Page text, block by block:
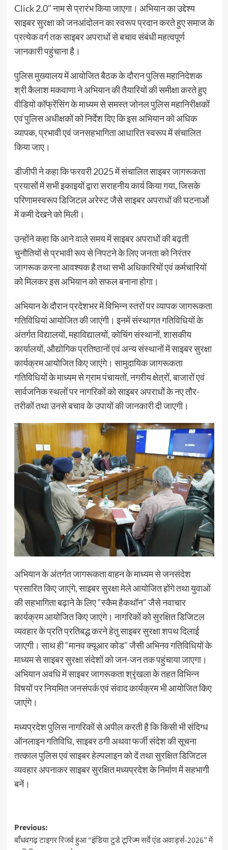
Click 2.0” नाम से प्रारंभ किया जाएगा। अभियान का उद्देश्य
साइबर सुरक्षा को जनआंदोलन का स्वरूप प्रदान करते हुए समाज के
प्रत्येक वर्ग तक साइबर अपराधों से बचाव संबंधी महत्वपूर्ण
जानकारी पहुंचाना है।
पुलिस मुख्यालय में आयोजित बैठक के दौरान पुलिस महानिदेशक
श्री कैलाश मकवाणा ने अभियान की तैयारियों की समीक्षा करते हुए
वीडियो कॉफ्रेंसिंग के माध्‍यम से समस्‍त जोनल पुलिस महानिरीक्षकों
एवं पुलिस अधीक्षकों को निर्देश दिए कि इस अभियान को अधिक
व्यापक, प्रभावी एवं जनसहभागिता आधारित स्वरूप में संचालित
किया जाए।
डीजीपी ने कहा कि फरवरी 2025 में संचालित साइबर जागरूकता
प्रयासों में सभी इकाइयों द्वारा सराहनीय कार्य किया गया, जिसके
परिणामस्वरूप डिजिटल अरेस्ट जैसे साइबर अपराधों की घटनाओं
में कमी देखने को मिली।
उन्होंने कहा कि आने वाले समय में साइबर अपराधों की बढ़ती
चुनौतियों से प्रभावी रूप से निपटने के लिए जनता को निरंतर
जागरूक करना आवश्यक है तथा सभी अधिकारियों एवं कर्मचारियों
को मिलकर इस अभियान को सफल बनाना होगा।
अभियान के दौरान प्रदेशभर में विभिन्न स्तरों पर व्यापक जागरूकता
गतिविधियां आयोजित की जाएंगी। इनमें संस्थागत गतिविधियों के
अंतर्गत विद्यालयों, महाविद्यालयों, कोचिंग संस्थानों, शासकीय
कार्यालयों, औद्योगिक प्रतिष्ठानों एवं अन्य संस्थानों में साइबर सुरक्षा
कार्यक्रम आयोजित किए जाएंगे। सामुदायिक जागरूकता
गतिविधियों के माध्यम से ग्राम पंचायतों, नगरीय क्षेत्रों, बाजारों एवं
सार्वजनिक स्थलों पर नागरिकों को साइबर अपराधों के नए तौर-
तरीकों तथा उनसे बचाव के उपायों की जानकारी दी जाएगी।
अभियान के अंतर्गत जागरूकता वाहन के माध्यम से जनसंदेश
प्रसारित किए जाएंगे, साइबर सुरक्षा मेले आयोजित होंगे तथा युवाओं
की सहभागिता बढ़ाने के लिए “स्कैम हैकथॉन” जैसे नवाचार
कार्यक्रम आयोजित किए जाएंगे। नागरिकों को सुरक्षित डिजिटल
व्यवहार के प्रति प्रतिबद्ध करने हेतु साइबर सुरक्षा शपथ दिलाई
जाएगी। साथ ही “मानव क्यूआर कोड” जैसी अभिनव गतिविधियों के
माध्यम से साइबर सुरक्षा संदेशों को जन-जन तक पहुंचाया जाएगा।
अभियान अवधि में साइबर जागरूकता श्रृंखला के तहत विभिन्न
विषयों पर नियमित जनसंपर्क एवं संवाद कार्यक्रम भी आयोजित किए
जाएंगे।
मध्यप्रदेश पुलिस नागरिकों से अपील करती है कि किसी भी संदिग्ध
ऑनलाइन गतिविधि, साइबर ठगी अथवा फर्जी संदेश की सूचना
तत्काल पुलिस एवं साइबर हेल्पलाइन को दें तथा सुरक्षित डिजिटल
व्यवहार अपनाकर साइबर सुरक्षित मध्यप्रदेश के निर्माण में सहभागी
बनें।
Post
Previous:
बाँधवगढ़ टाइगर रिजर्व हुआ “इंडिया टुडे टूरिज्म सर्वे एंड अवार्ड्स-2026” में